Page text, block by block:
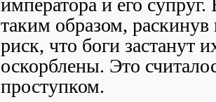
императора и его
таким образом,
риск, что боги застанут
оскорблены. Это
проступком.